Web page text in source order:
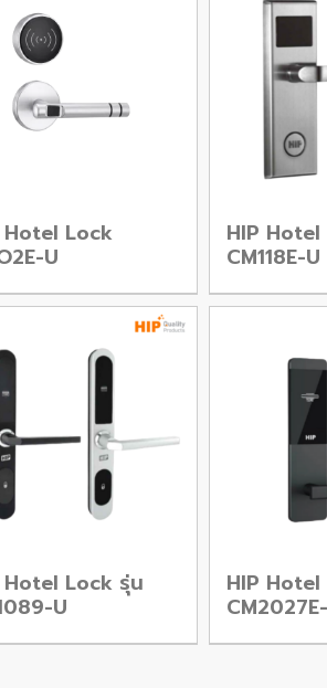
Hotel Lock
U
HIP
CM118E-U
Hotel Lock รุ่น
U
HIP